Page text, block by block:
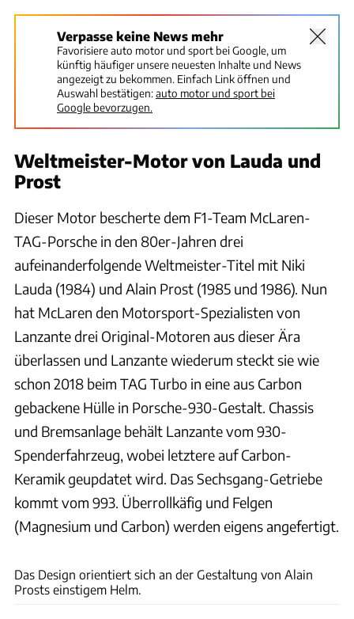
Verpasse keine News mehr
Favorisiere auto motor und sport bei Google, um
künftig häufiger unsere neuesten Inhalte und News
angezeigt zu bekommen. Einfach Link öffnen und
Auswahl bestätigen:auto motor und sport bei
Google bevorzugen.
Weltmeister-Motor von Lauda und
Prost
Dieser Motor bescherte dem F1-Team McLaren-
TAG-Porsche in den 80er-Jahren drei
aufeinanderfolgende Weltmeister-Titel mit Niki
Lauda (1984) und Alain Prost (1985 und 1986). Nun
hat McLaren den Motorsport-Spezialisten von
Lanzante drei Original-Motoren aus dieser Ära
überlassen und Lanzante wiederum steckt sie wie
schon 2018 beim TAG Turbo in eine aus Carbon
gebackene Hülle in Porsche-930-Gestalt. Chassis
und Bremsanlage behält Lanzante vom 930-
Spenderfahrzeug, wobei letztere auf Carbon-
Keramik geupdatet wird. Das Sechsgang-Getriebe
kommt vom 993. Überrollkäfig und Felgen
(Magnesium und Carbon) werden eigens angefertigt.
Das Design orientiert sich an der Gestaltung von Alain
Prosts einstigem Helm.